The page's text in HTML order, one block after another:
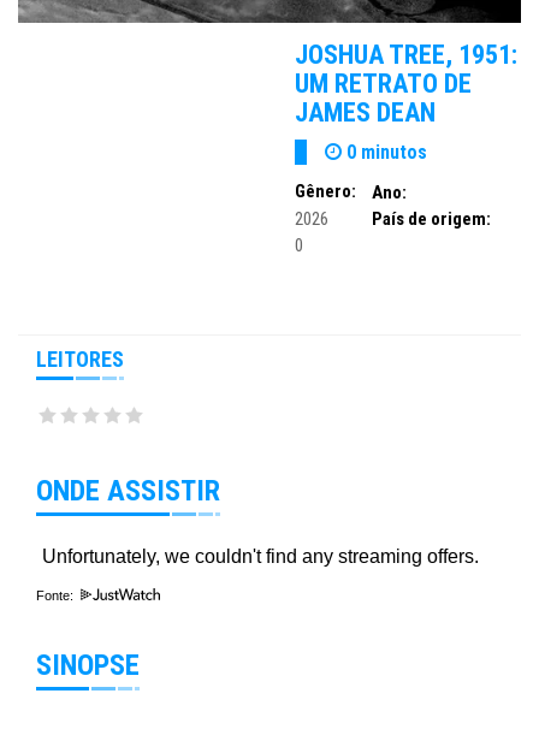
JOSHUA TREE, 1951:
UM RETRATO DE
JAMES DEAN
0 minutos
Gênero:
Ano:
2026
País de origem:
0
LEITORES
ONDE ASSISTIR
Fonte:
SINOPSE